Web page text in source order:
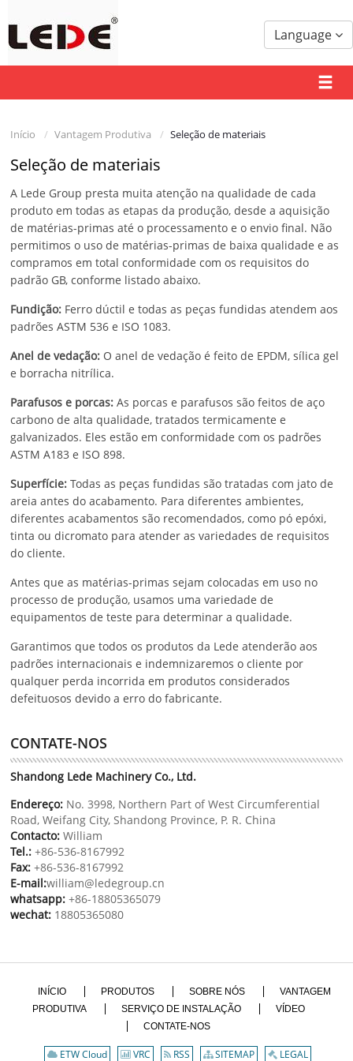
Language
Início Vantagem Produtiva Seleção de materiais
Seleção de materiais
A Lede Group presta muita atenção na qualidade de cada
produto em todas as etapas da produção, desde a aquisição
de matérias-primas até o processamento e o envio final. Não
permitimos o uso de matérias-primas de baixa qualidade e as
compramos em total conformidade com os requisitos do
padrão GB, conforme listado abaixo.
Fundição: Ferro dúctil e todas as peças fundidas atendem aos
padrões ASTM 536 e ISO 1083.
Anel de vedação: O anel de vedação é feito de EPDM, sílica gel
e borracha nitrílica.
Parafusos e porcas: As porcas e parafusos são feitos de aço
carbono de alta qualidade, tratados termicamente e
galvanizados. Eles estão em conformidade com os padrões
ASTM A183 e ISO 898.
Superfície: Todas as peças fundidas são tratadas com jato de
areia antes do acabamento. Para diferentes ambientes,
diferentes acabamentos são recomendados, como pó epóxi,
tinta ou dicromato para atender as variedades de requisitos
do cliente.
Antes que as matérias-primas sejam colocadas em uso no
processo de produção, usamos uma variedade de
equipamentos de teste para determinar a qualidade.
Garantimos que todos os produtos da Lede atenderão aos
padrões internacionais e indemnizaremos o cliente por
qualquer perda incorrida em produtos considerados
defeituosos devido a erro do fabricante.
CONTATE-NOS
Shandong Lede Machinery Co., Ltd.
Endereço: No. 3998, Northern Part of West Circumferential
Road, Weifang City, Shandong Province, P. R. China
Contacto: William
Tel.: +86-536-8167992
Fax: +86-536-8167992
E-mail:william@ledegroup.cn
whatsapp: +86-18805365079
wechat: 18805365080
INÍCIO PRODUTOS SOBRE NÓS
VANTAGEM
PRODUTIVA
SERVIÇO DE INSTALAÇÃO
VÍDEO
CONTATE-NOS
ETW Cloud VRC RSS SITEMAP LEGAL